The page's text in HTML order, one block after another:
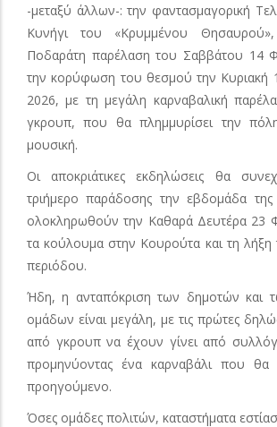
-μεταξύ άλλων-: την φαντασμαγορική
Κυνήγι του «Κρυμμένου
Ποδαράτη παρέλαση του Σαββάτου 14
την κορύφωση του θεσμού την Κυριακή
2026, με τη μεγάλη καρναβαλική
γκρουπ, που θα πλημμυρίσει την
μουσική.
Οι αποκριάτικες εκδηλώσεις θα
τριήμερο παράδοσης την εβδομάδα
ολοκληρωθούν την Καθαρά Δευτέρα 23
τα κούλουμα στην Κουρούτα και τη λήξη
περιόδου.
Ήδη, η ανταπόκριση των δημοτών και
ομάδων είναι μεγάλη, με τις πρώτες
από γκρουπ να έχουν γίνει από
προμηνύοντας ένα καρναβάλι που θα
προηγούμενο.
Όσες ομάδες πολιτών, καταστήματα